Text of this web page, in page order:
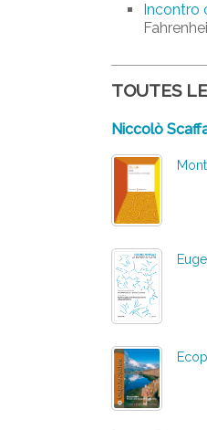
Incontro
TOUTES
Niccolò